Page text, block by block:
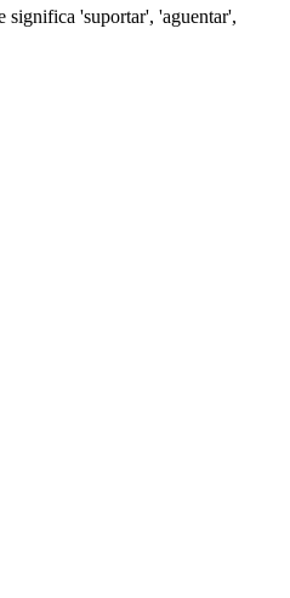
significa 'suportar', 'aguentar',